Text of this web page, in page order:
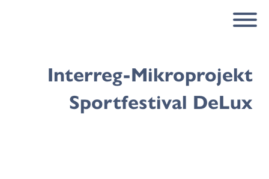
Interreg-Mikroprojekt
Sportfestival DeLux